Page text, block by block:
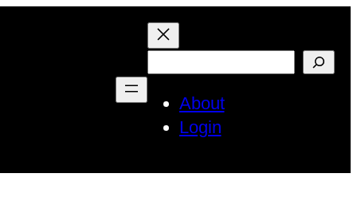
색
About
Login